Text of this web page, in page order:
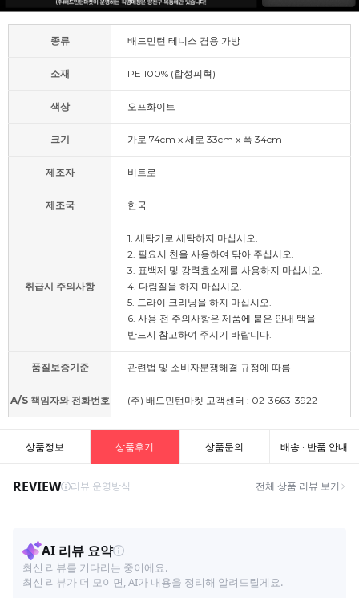
종류 배드민턴 테니스 겸용 가방
소재 PE 100% (합성피혁)
색상 오프화이트
크기 가로 74cm x 세로 33cm x 폭 34cm
제조자 비트로
제조국 한국
취급시 주의사항
1. 세탁기로 세탁하지 마십시오.
2. 필요시 천을 사용하여 닦아 주십시오.
3. 표백제 및 강력효소제를 사용하지 마십시오.
4. 다림질을 하지 마십시오.
5. 드라이 크리닝을 하지 마십시오.
6. 사용 전 주의사항은 제품에 붙은 안내 택을
반드시 참고하여 주시기 바랍니다.
품질보증기준 관련법 및 소비자분쟁해결 규정에 따름
A/S 책임자와 전화번호 (주) 배드민턴마켓 고객센터 : 02-3663-3922
상품정보 상품후기 상품문의 배송 · 반품 안내